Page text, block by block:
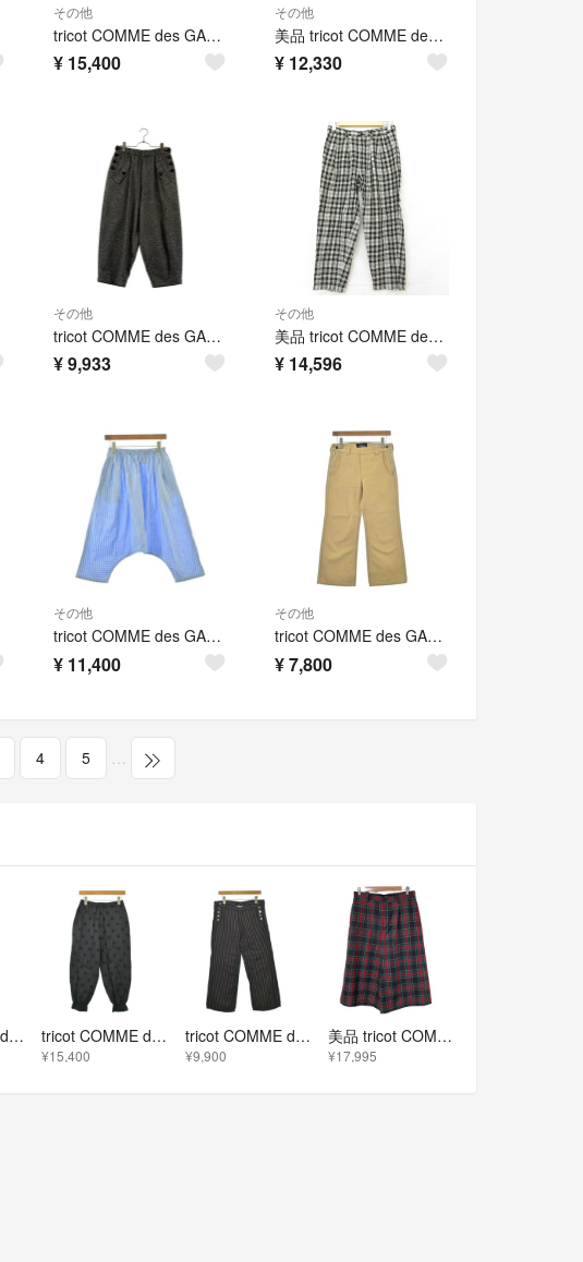
その他
tricot COMME des GARCONS パンツ（その他） L グレー 【古着】【中古】【送料無料】
¥ 15,400
その他
美品 tricot COMME des GARCONS トリココムデギャルソン 02aw 格子柄 ウール アンゴラ フレア パンツ 00's オールド S ネイビー レディース 古着 中古 USED
¥ 12,330
その他
tricot COMME des GARCONS / トリココムデギャルソン | 2018AW | ウール 千鳥格子 テーパードパンツ | S | グレー | レディース
¥9,933
その他
美品 tricot COMME des GARCONS トリココムデギャルソン AD2019 チェック柄 縮絨 テーパードパンツ TE-P024 Sサイズ グレー ブラック レディース 古着 中古 USED
¥ 14,596
その他
tricot COMME des GARCONS パンツ（その他） S 青 【古着】【中古】【送料無料】
¥ 11,400
その他
tricot COMME des GARCONS パンツ（その他） S ベージュ 【古着】【中古】【送料無料】
¥7,800
4 5 …
tricot COMME des GARCONS パンツ（その他） M 黒 【古着】【中古】【送料無料】 tricot COMME des GARCONS パンツ（その他） S 黒 【古着】【中古】【送料無料】
¥15,400
tricot COMME des GARCONS パンツ（その他） M 紺 【古着】【中古】【送料無料】
¥9,900
美品 tricot COMME des GARCONS トリココムデギャルソン タータンチェック ワイドパンツ AD2021 TH-P002 サイズM レッド レディース 古着 中古 USED
¥17,995